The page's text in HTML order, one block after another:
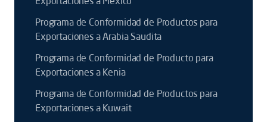
Programa de Conformidad de Productos para
Exportaciones a Arabia Saudita
Programa de Conformidad de Producto para
Exportaciones a Kenia
Programa de Conformidad de Productos para
Exportaciones a Kuwait